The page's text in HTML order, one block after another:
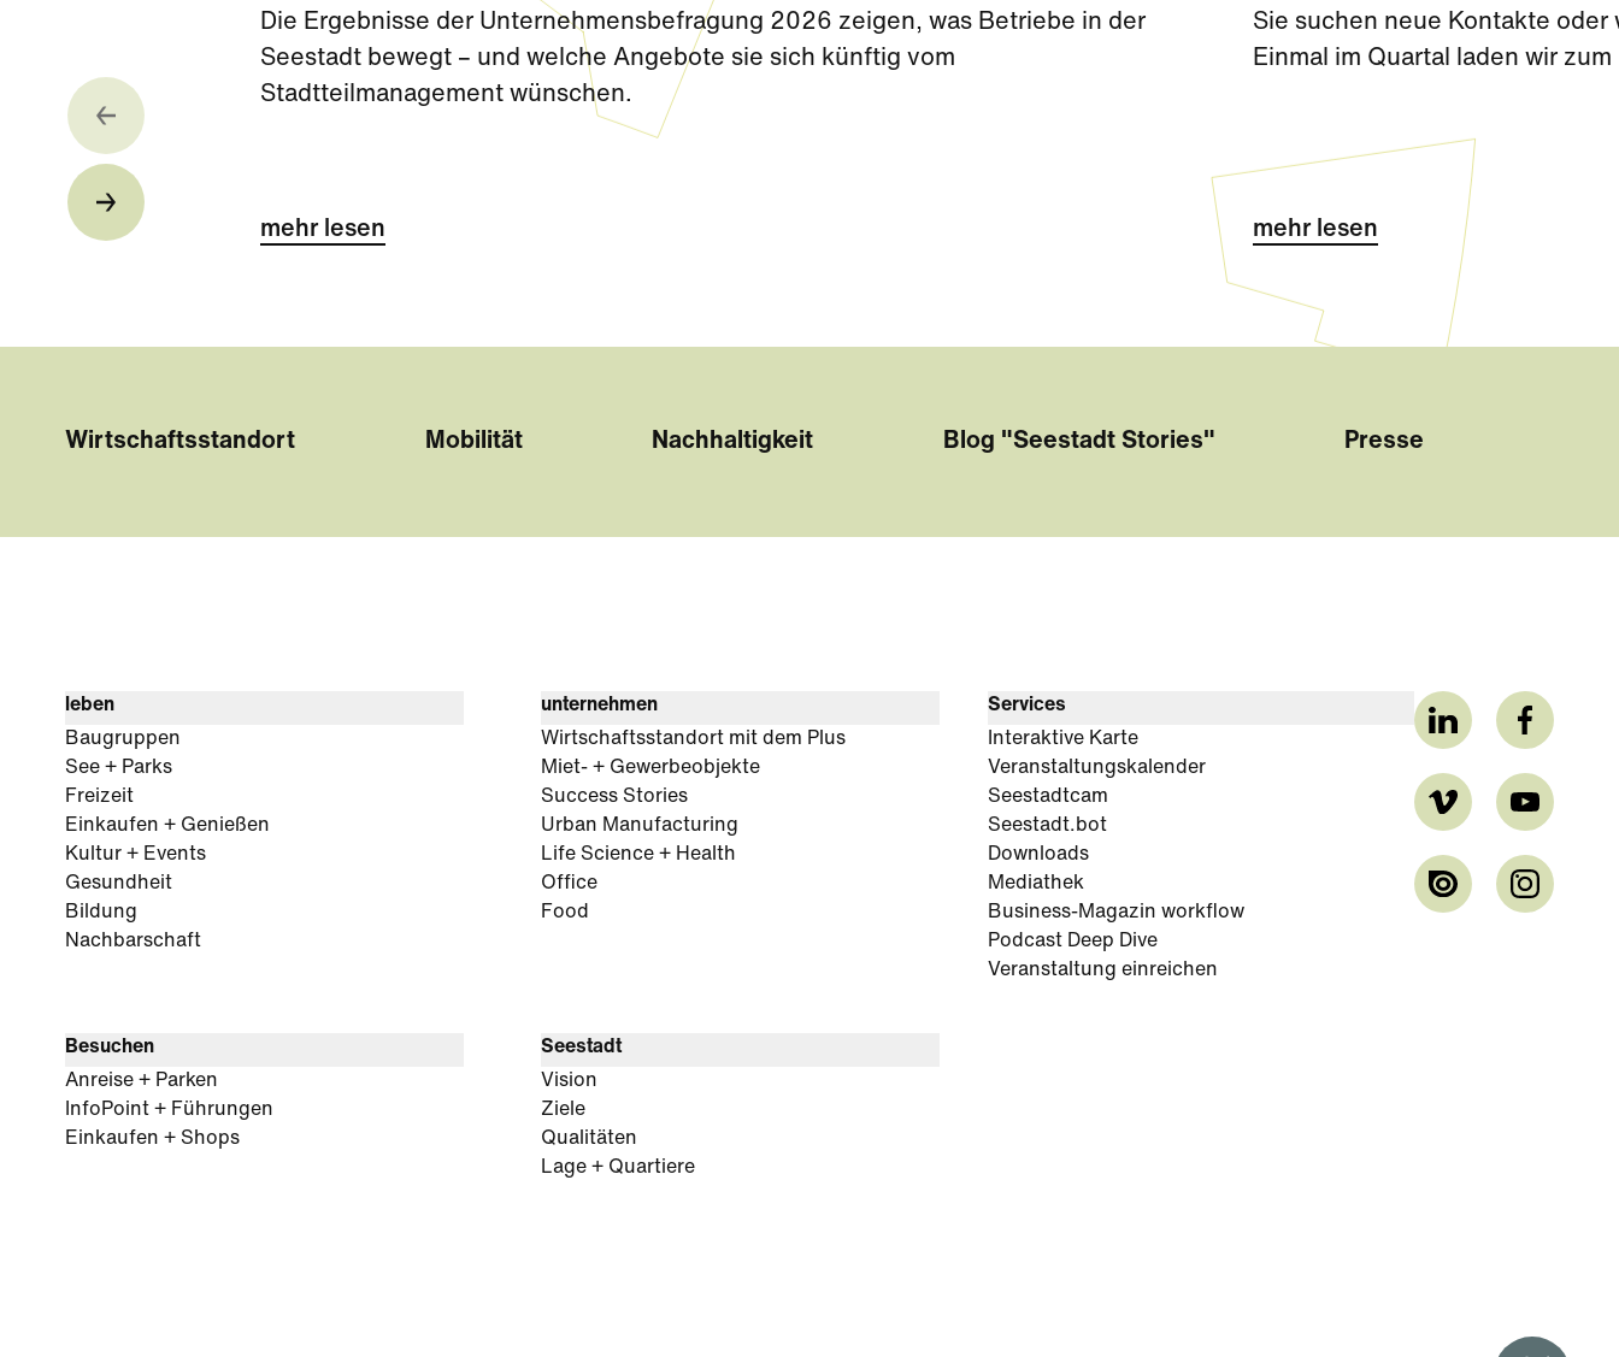
Die Ergebnisse der Unternehmensbefragung 2026 zeigen, was Betriebe in der
Seestadt bewegt – und welche Angebote sie sich künftig vom
Stadtteilmanagement wünschen.
mehr lesen
Sie suchen neue Kontakte
Einmal im Quartal laden wir
mehr lesen
Wirtschaftsstandort Mobilität Nachhaltigkeit Blog "Seestadt Stories" Presse
leben
Baugruppen
See + Parks
Freizeit
Einkaufen + Genießen
Kultur + Events
Gesundheit
Bildung
Nachbarschaft
unternehmen
Wirtschaftsstandort mit dem Plus
Miet- + Gewerbeobjekte
Success Stories
Urban Manufacturing
Life Science + Health
Office
Food
Besuchen
Anreise + Parken
InfoPoint + Führungen
Einkaufen + Shops
Seestadt
Vision
Ziele
Qualitäten
Lage + Quartiere
Services
Interaktive Karte
Veranstaltungskalender
Seestadtcam
Seestadt.bot
Downloads
Mediathek
Business-Magazin workflow
Podcast Deep Dive
Veranstaltung einreichen